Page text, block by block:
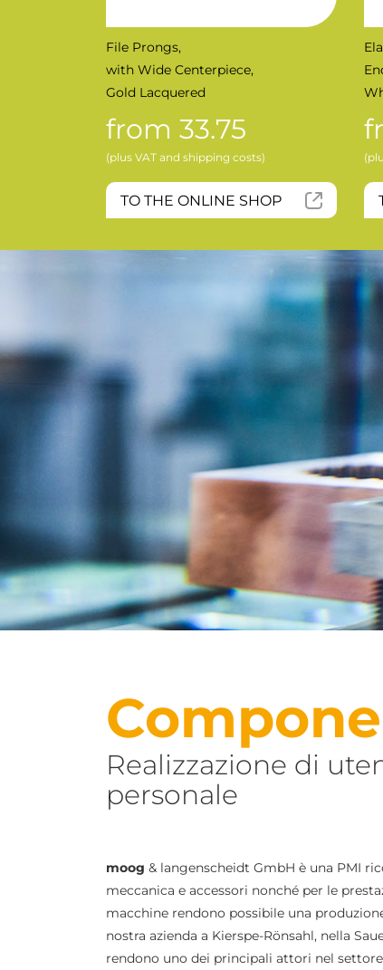
File Prongs,
with Wide Centerpiece,
Gold Lacquered
from 33.75
(plus VAT and shipping costs)
TO THE ONLINE SHOP
Realizzazione di
personale
moog & langenscheidt GmbH è una PMI
meccanica e accessori nonché per le
macchine rendono possibile una
nostra azienda a Kierspe-Rönsahl, nella
rendono uno dei principali attori nel